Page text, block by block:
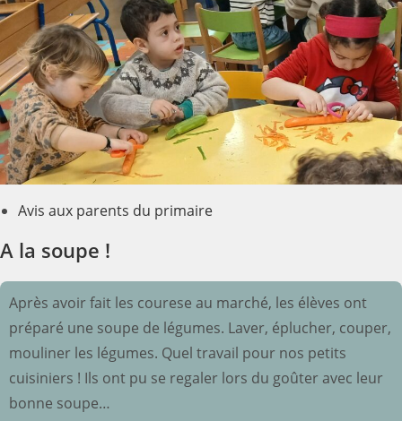
Avis aux parents du primaire
A la soupe !
Après avoir fait les courese au marché, les élèves ont
préparé une soupe de légumes. Laver, éplucher, couper,
mouliner les légumes. Quel travail pour nos petits
cuisiniers ! Ils ont pu se regaler lors du goûter avec leur
bonne soupe…